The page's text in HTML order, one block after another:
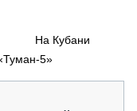
На Кубани
5»